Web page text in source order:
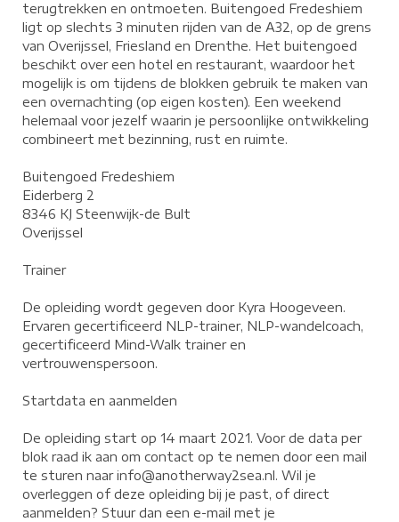
terugtrekken en ontmoeten. Buitengoed Fredeshiem
ligt op slechts 3 minuten rijden van de A32, op de grens
van Overijssel, Friesland en Drenthe. Het buitengoed
beschikt over een hotel en restaurant, waardoor het
mogelijk is om tijdens de blokken gebruik te maken van
een overnachting (op eigen kosten). Een weekend
helemaal voor jezelf waarin je persoonlijke ontwikkeling
combineert met bezinning, rust en ruimte.
Buitengoed Fredeshiem
​Eiderberg 2
8346 KJ Steenwijk-de Bult
Overijssel
Trainer
De opleiding wordt gegeven door Kyra Hoogeveen.
Ervaren gecertificeerd NLP-trainer, NLP-wandelcoach,
gecertificeerd Mind-Walk trainer en
vertrouwenspersoon.
Startdata en aanmelden
De opleiding start op 14 maart 2021. Voor de data per
blok raad ik aan om contact op te nemen door een mail
te sturen naar info@anotherway2sea.nl. Wil je
overleggen of deze opleiding bij je past, of direct
aanmelden? Stuur dan een e-mail met je